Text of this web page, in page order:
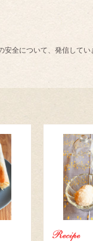
安全について、発信してい